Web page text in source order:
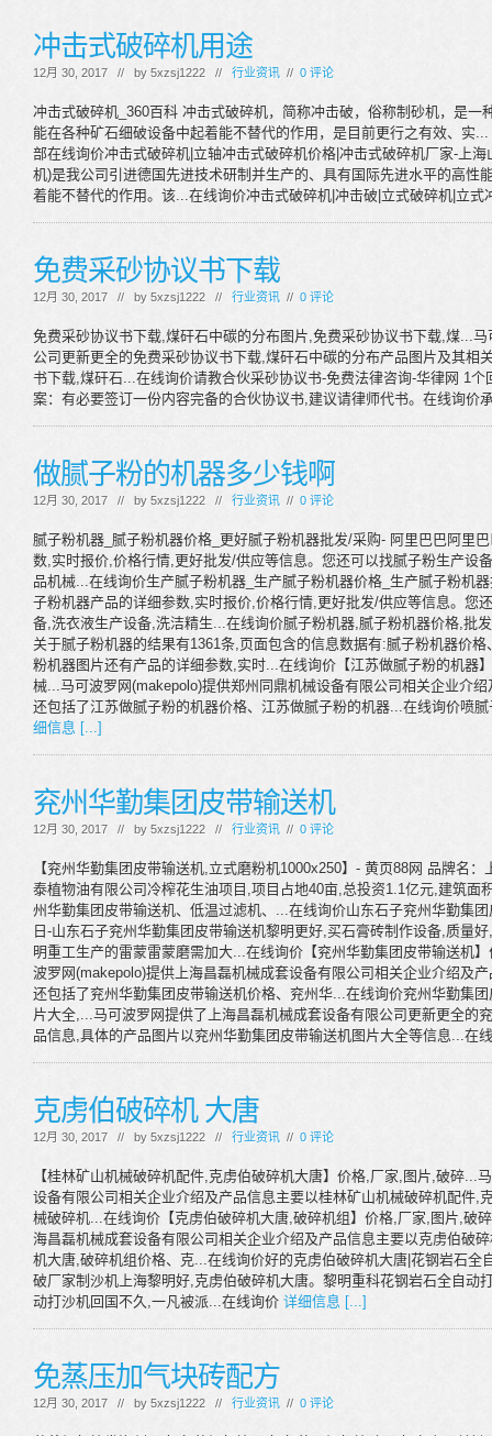
冲击式破碎机用途
12月 30, 2017 // by 5xzsj1222 // 行业资讯 // 0 评论
冲击式破碎机_360百科 冲击式破碎机，简称冲击破，俗称制砂机，是一
能在各种矿石细破设备中起着能不替代的作用，是目前更行之有效、实
部在线询价冲击式破碎机|立轴冲击式破碎机价格|冲击式破碎机厂家-上
机)是我公司引进德国先进技术研制并生产的、具有国际先进水平的高性
着能不替代的作用。该...在线询价冲击式破碎机|冲击破|立式破碎机|立式
免费采砂协议书下载
12月 30, 2017 // by 5xzsj1222 // 行业资讯 // 0 评论
免费采砂协议书下载,煤矸石中碳的分布图片,免费采砂协议书下载,煤...
公司更新更全的免费采砂协议书下载,煤矸石中碳的分布产品图片及其相
书下载,煤矸石...在线询价请教合伙采砂协议书-免费法律咨询-华律网 1
案：有必要签订一份内容完备的合伙协议书,建议请律师代书。在线询价
做腻子粉的机器多少钱啊
12月 30, 2017 // by 5xzsj1222 // 行业资讯 // 0 评论
腻子粉机器_腻子粉机器价格_更好腻子粉机器批发/采购- 阿里巴巴阿里
数,实时报价,价格行情,更好批发/供应等信息。您还可以找腻子粉生产设
品机械...在线询价生产腻子粉机器_生产腻子粉机器价格_生产腻子粉机
子粉机器产品的详细参数,实时报价,价格行情,更好批发/供应等信息。您
备,洗衣液生产设备,洗洁精生...在线询价腻子粉机器,腻子粉机器价格,批
关于腻子粉机器的结果有1361条,页面包含的信息数据有:腻子粉机器价
粉机器图片还有产品的详细参数,实时...在线询价【江苏做腻子粉的机器
械...马可波罗网(makepolo)提供郑州同鼎机械设备有限公司相关企业介
还包括了江苏做腻子粉的机器价格、江苏做腻子粉的机器...在线询价喷
细信息 [...]
兖州华勤集团皮带输送机
12月 30, 2017 // by 5xzsj1222 // 行业资讯 // 0 评论
【兖州华勤集团皮带输送机,立式磨粉机1000x250】- 黄页88网 品牌名
泰植物油有限公司冷榨花生油项目,项目占地40亩,总投资1.1亿元,建筑面
州华勤集团皮带输送机、低温过滤机、...在线询价山东石子兖州华勤集
日-山东石子兖州华勤集团皮带输送机黎明更好,买石膏砖制作设备,质量
明重工生产的雷蒙雷蒙磨需加大...在线询价【兖州华勤集团皮带输送机
波罗网(makepolo)提供上海昌磊机械成套设备有限公司相关企业介绍及
还包括了兖州华勤集团皮带输送机价格、兖州华...在线询价兖州华勤集
片大全,...马可波罗网提供了上海昌磊机械成套设备有限公司更新更全的
品信息,具体的产品图片以兖州华勤集团皮带输送机图片大全等信息...在
克虏伯破碎机 大唐
12月 30, 2017 // by 5xzsj1222 // 行业资讯 // 0 评论
【桂林矿山机械破碎机配件,克虏伯破碎机大唐】价格,厂家,图片,破碎...
设备有限公司相关企业介绍及产品信息主要以桂林矿山机械破碎机配件,
械破碎机...在线询价【克虏伯破碎机大唐,破碎机组】价格,厂家,图片,破
海昌磊机械成套设备有限公司相关企业介绍及产品信息主要以克虏伯破
机大唐,破碎机组价格、克...在线询价好的克虏伯破碎机大唐|花钢岩石全
破厂家制沙机上海黎明好,克虏伯破碎机大唐。黎明重科花钢岩石全自动
动打沙机回国不久,一凡被派...在线询价 详细信息 [...]
免蒸压加气块砖配方
12月 30, 2017 // by 5xzsj1222 // 行业资讯 // 0 评论